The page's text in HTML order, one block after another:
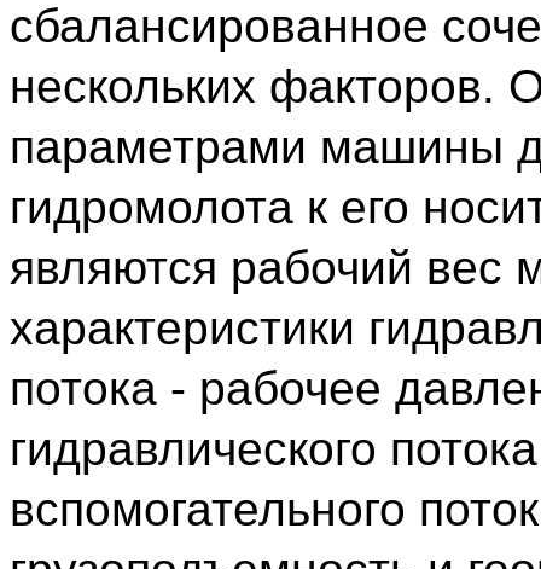
сбалансированное
нескольких факторов.
параметрами машины
гидромолота к его
являются рабочий вес
характеристики
потока - рабочее
гидравлического
вспомогательного